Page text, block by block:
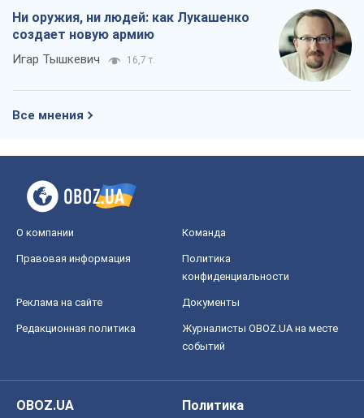
Ни оружия, ни людей: как Лукашенко
создает новую армию
Игар Тышкевич 16,7 т.
Все мнения
О компании Команда
Правовая информация
Политика
конфиденциальности
Реклама на сайте Документы
Редакционная политика
Журналисты OBOZ.UA на месте
событий
OBOZ.UA
Политика